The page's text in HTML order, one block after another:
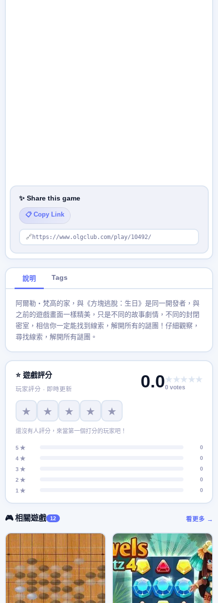
✨ Share this game
📋 Copy Link
🔗 https://www.olgclub.com/play/10492/
說明 Tags
阿爾勒・梵高的家，與《方塊逃脫：生日》是同一開發者，與
之前的遊戲畫面一樣精美，只是不同的故事劇情，不同的封閉
密室，相信你一定能找到線索，解開所有的謎團！仔細觀察，
尋找線索，解開所有謎團。
⭐ 遊戲評分
玩家評分 · 即時更新 0.0★★★★★
0 votes
★ ★ ★ ★ ★
還沒有人評分，來當第一個打分的玩家吧！
5 ★
0
4 ★
0
3 ★
0
2 ★
0
1 ★
0
🎮 相關遊戲 12 看更多 →